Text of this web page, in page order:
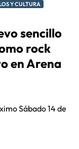
Y CULTURA
sencillo
rock
en Arena
Sábado 14 de